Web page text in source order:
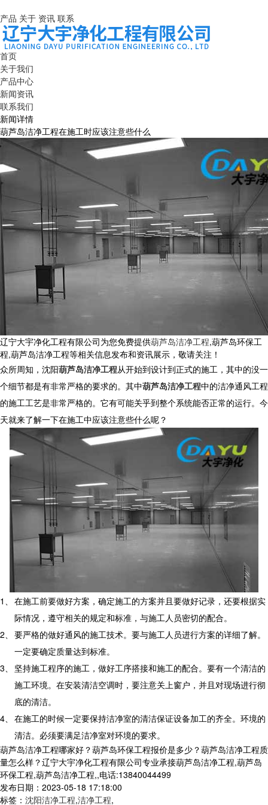
产品 关于 资讯 联系
首页
关于我们
产品中心
新闻资讯
联系我们
新闻详情
葫芦岛洁净工程在施工时应该注意些什么
辽宁大宇净化工程有限公司为您免费提供葫芦岛洁净工程,葫芦岛环保工
程,葫芦岛洁净工程等相关信息发布和资讯展示，敬请关注！
众所周知，沈阳葫芦岛洁净工程从开始到设计到正式的施工，其中的没一
个细节都是有非常严格的要求的。其中葫芦岛洁净工程中的洁净通风工程
的施工工艺是非常严格的。它有可能关乎到整个系统能否正常的运行。今
天就来了解一下在施工中应该注意些什么呢？
1、 在施工前要做好方案，确定施工的方案并且要做好记录，还要根据实
际情况，遵守相关的规定和标准，与施工人员密切的配合。
2、 要严格的做好通风的施工技术。要与施工人员进行方案的详细了解。
一定要确定质量达到标准。
3、
坚持施工程序的施工，做好工序搭接和施工的配合。要有一个清洁的
施工环境。在安装清洁空调时，要注意关上窗户，并且对现场进行彻
底的清洁。
4、 在施工的时候一定要保持洁净室的清洁保证设备加工的齐全。环境的
清洁。必须要满足洁净室对环境的要求。
葫芦岛洁净工程哪家好？葫芦岛环保工程报价是多少？葫芦岛洁净工程质
量怎么样？辽宁大宇净化工程有限公司专业承接葫芦岛洁净工程,葫芦岛
环保工程,葫芦岛洁净工程,,电话:13840044499
发布日期：2023-05-18 17:18:00
标签： 沈阳洁净工程,洁净工程,